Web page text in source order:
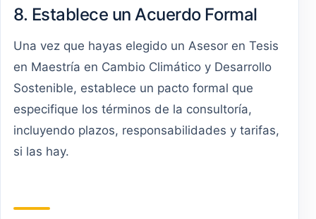
8. Establece un Acuerdo Formal
Una vez que hayas elegido un Asesor en Tesis
en Maestría en Cambio Climático y Desarrollo
Sostenible, establece un pacto formal que
especifique los términos de la consultoría,
incluyendo plazos, responsabilidades y tarifas,
si las hay.